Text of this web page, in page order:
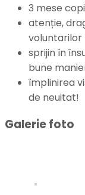
3 mese
atenție,
voluntarilor
sprijin în
bune
împlinirea
de neuitat!
Galerie foto